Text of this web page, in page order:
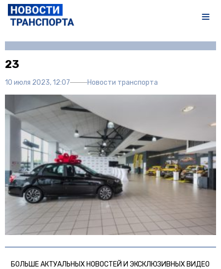
23
10 июля 2023, 12:07 Новости транспорта
БОЛЬШЕ АКТУАЛЬНЫХ НОВОСТЕЙ И ЭКСКЛЮЗИВНЫХ ВИДЕО